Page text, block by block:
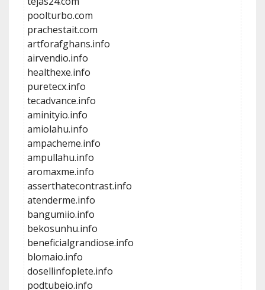
poolturbo.com
prachestait.com
artforafghans.info
airvendio.info
healthexe.info
puretecx.info
tecadvance.info
aminityio.info
amiolahu.info
ampacheme.info
ampullahu.info
aromaxme.info
asserthatecontrast.info
atenderme.info
bangumiio.info
bekosunhu.info
beneficialgrandiose.info
blomaio.info
dosellinfoplete.info
podtubeio.info